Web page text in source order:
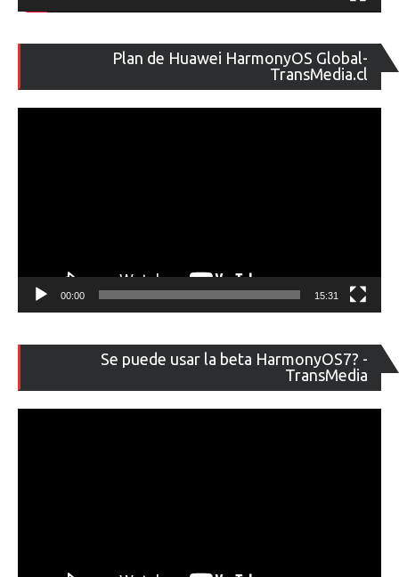
Plan de Huawei HarmonyOS Global-
TransMedia.cl
de
00:00 15:31
Se puede usar la beta HarmonyOS7? -
TransMedia
de